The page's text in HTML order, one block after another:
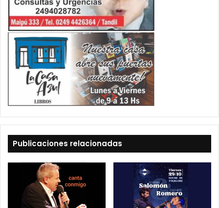
Publicaciones relacionadas